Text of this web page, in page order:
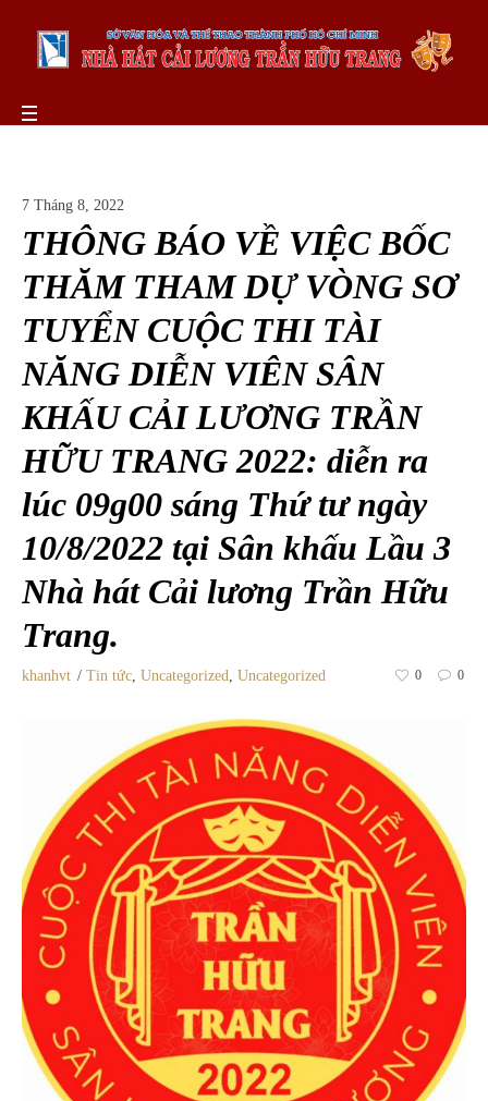
7 Tháng 8, 2022
THÔNG BÁO VỀ VIỆC BỐC
THĂM THAM DỰ VÒNG SƠ
TUYỂN CUỘC THI TÀI
NĂNG DIỄN VIÊN SÂN
KHẤU CẢI LƯƠNG TRẦN
HỮU TRANG 2022: diễn ra
lúc 09g00 sáng Thứ tư ngày
10/8/2022 tại Sân khấu Lầu 3
Nhà hát Cải lương Trần Hữu
Trang.
khanhvt Tin tức, Uncategorized, Uncategorized 0 0